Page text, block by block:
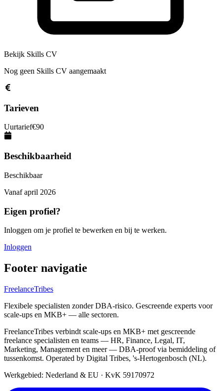
Bekijk Skills CV
Nog geen Skills CV aangemaakt
Tarieven
Uurtarief€90
Beschikbaarheid
Beschikbaar
Vanaf april 2026
Eigen profiel?
Inloggen om je profiel te bewerken en bij te werken.
Inloggen
Footer navigatie
FreelanceTribes
Flexibele specialisten zonder DBA-risico. Gescreende experts voor
scale-ups en MKB+ — alle sectoren.
FreelanceTribes verbindt scale-ups en MKB+ met gescreende
freelance specialisten en teams — HR, Finance, Legal, IT,
Marketing, Management en meer — DBA-proof via bemiddeling of
tussenkomst. Operated by Digital Tribes, 's-Hertogenbosch (NL).
Werkgebied: Nederland & EU · KvK 59170972